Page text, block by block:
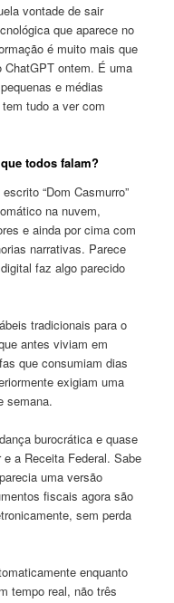
vontade de sair
que aparece no
é muito mais que
ChatGPT ontem. É uma
e médias
tudo a ver com
todos falam?
“Dom Casmurro”
na nuvem,
e ainda por cima com
narrativas. Parece
faz algo parecido
tradicionais para o
antes viviam em
que consumiam dias
exigiam uma
semana.
burocrática e quase
a Receita Federal. Sabe
uma versão
fiscais agora são
sem perda
enquanto
tempo real, não três